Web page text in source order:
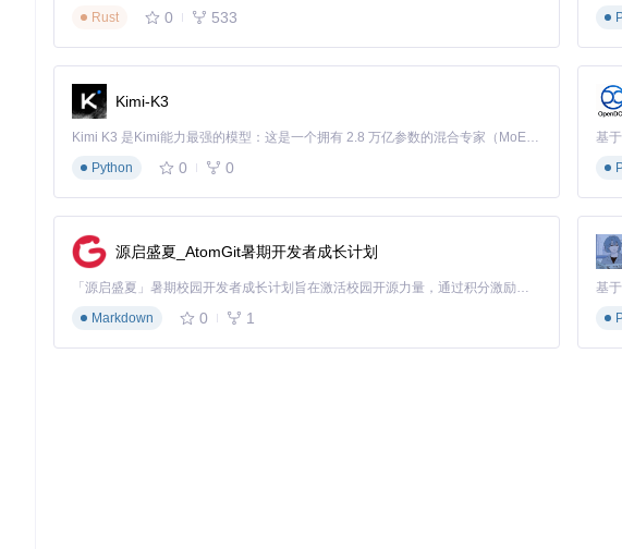
使用Winget包管理器一键安装：
验证：检查安装是否成功
docker run --rm
如何配置和管理多个云存储后端？
Rust
0 533
Kimi-K3
Kimi K3 是Kimi能力最强的模型：这是一个拥有 2.8 万亿参数的混合专家（MoE）模型，具备原生视觉理解能力，并支持 100 万 token 的上下文窗口。
Python
0 0
基
源启盛夏_AtomGit暑期开发者成长计划
「源启盛夏」暑期校园开发者成长计划旨在激活校园开源力量，通过积分激励、认证扶持、资源倾斜等形式，引导高校组织和开发者完成「入驻 — 建项目 — 做贡献 — 获认证 — 得资源」的完整闭环。无论你是想带领社团入驻平台的组织者，还是希望用代码贡献证明自己的开发者，都能在这里找到属于你的成长路径。
Markdown
0 1